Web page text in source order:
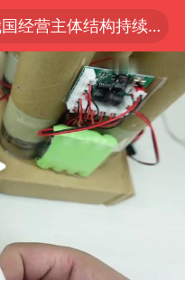
上半年我国经营主体结构持续优化
风圈
上海：5号线16号线浦江线全线停运
上海全域长途客运班次全部停运
荆斩棘》
红色预警